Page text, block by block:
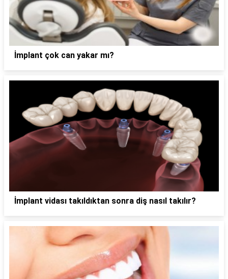
İmplant çok can yakar mı?
İmplant vidası takıldıktan sonra diş nasıl takılır?